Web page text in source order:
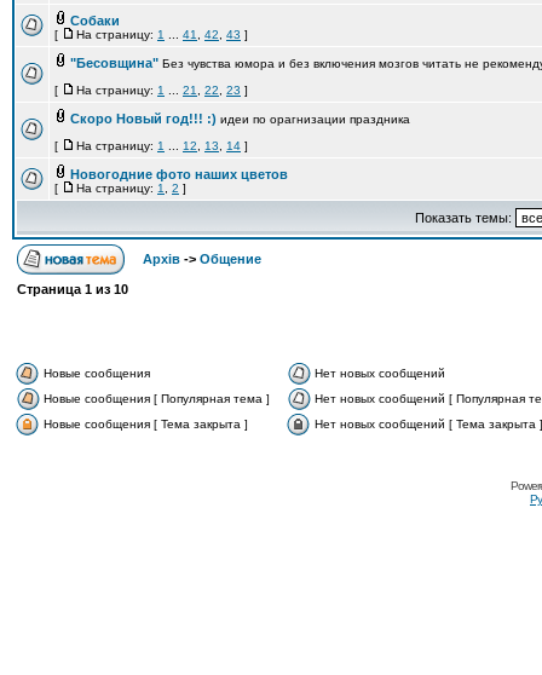
Собаки
[ На страницу: 1 41 42 43 ]
"Бесовщина" Без чувства юмора и без включения мозгов читать не
[
На страницу: 1 21 22 23 ]
Скоро Новый год!!! :) идеи по орагнизации праздника
[
На страницу: 1 12 13 14 ]
Новогодние фото наших цветов
[ На страницу: 1 2 ]
Показать темы:
Архів -> Общение
Страница 1 из 10
Новые сообщения
Нет новых сообщений
Новые сообщения [ Популярная тема ]
Нет новых сообщений [ Популярная
Новые сообщения [ Тема закрыта ]
Нет новых сообщений [ Тема закрыта ]